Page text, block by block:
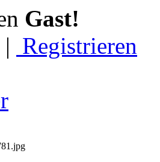
Gast!
| Registrieren